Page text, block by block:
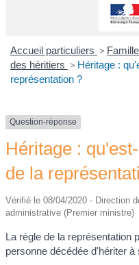
Accueil particuliers > Famille
des héritiers > Héritage :
représentation ?
Question-réponse
Héritage :
de la
Vérifié le 08/04/2020 - Direction
administrative (Premier ministre)
La règle de la représentation
personne décédée d'hériter à